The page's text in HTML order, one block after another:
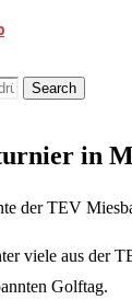
Search
in
der TEV
viele aus der
Golftag.